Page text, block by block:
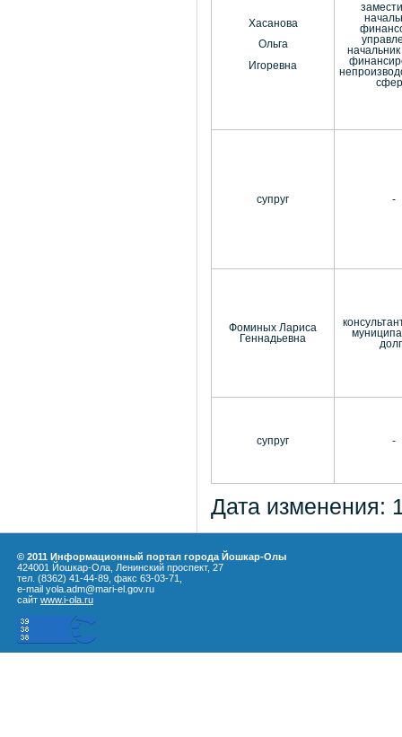
Хасанова
Ольга
Игоревна
супруг -
Фоминых Лариса
Геннадьевна
супруг -
Дата изменения:
© 2011 Информационный портал города Йошкар-Олы
424001 Йошкар-Ола, Ленинский проспект, 27
тел. (8362) 41-44-89, факс 63-03-71,
e-mail yola.adm@mari-el.gov.ru
сайт www.i-ola.ru